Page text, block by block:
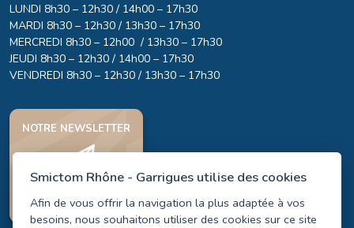
LUNDI 8h30 – 12h30 / 14h00 – 17h30
MARDI 8h30 – 12h30 / 13h30 – 17h30
MERCREDI 8h30 – 12h00 / 13h30 – 17h30
JEUDI 8h30 – 12h30 / 14h00 – 17h30
VENDREDI 8h30 – 12h30 / 13h30 – 17h30
NOTRE NEWSLETTER
Smictom Rhône - Garrigues utilise des cookies
Afin de vous offrir la navigation la plus adaptée à vos
besoins, nous souhaitons utiliser des cookies sur ce site